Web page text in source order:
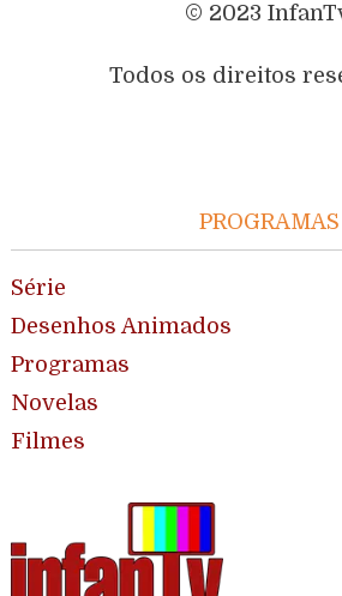
© 2023
Todos os direitos
PROGRAMAS
Série
Desenhos Animados
Programas
Novelas
Filmes